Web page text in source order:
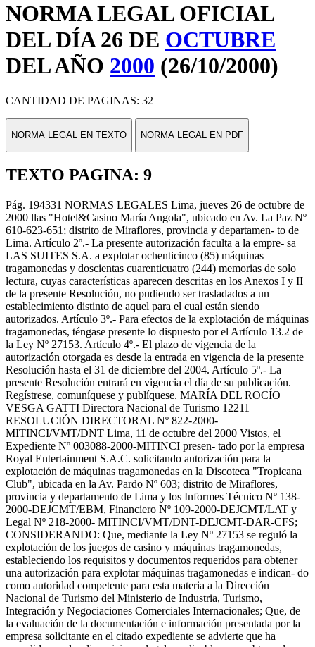
NORMA LEGAL OFICIAL
DEL DÍA 26 DE OCTUBRE
DEL AÑO 2000 (26/10/2000)
CANTIDAD DE PAGINAS: 32
NORMA LEGAL EN TEXTO NORMA LEGAL EN PDF
TEXTO PAGINA: 9
Pág. 194331 NORMAS LEGALES Lima, jueves 26 de octubre de
2000 llas "Hotel&Casino María Angola", ubicado en Av. La Paz Nº
610-623-651; distrito de Miraflores, provincia y departamen- to de
Lima. Artículo 2º.- La presente autorización faculta a la empre- sa
LAS SUITES S.A. a explotar ochenticinco (85) máquinas
tragamonedas y doscientas cuarenticuatro (244) memorias de solo
lectura, cuyas características aparecen descritas en los Anexos I y II
de la presente Resolución, no pudiendo ser trasladados a un
establecimiento distinto de aquel para el cual están siendo
autorizados. Artículo 3º.- Para efectos de la explotación de máquinas
tragamonedas, téngase presente lo dispuesto por el Artículo 13.2 de
la Ley Nº 27153. Artículo 4º.- El plazo de vigencia de la
autorización otorgada es desde la entrada en vigencia de la presente
Resolución hasta el 31 de diciembre del 2004. Artículo 5º.- La
presente Resolución entrará en vigencia el día de su publicación.
Regístrese, comuníquese y publíquese. MARÍA DEL ROCÍO
VESGA GATTI Directora Nacional de Turismo 12211
RESOLUCIÓN DIRECTORAL Nº 822-2000-
MITINCI/VMT/DNT Lima, 11 de octubre del 2000 Vistos, el
Expediente Nº 003088-2000-MITINCI presen- tado por la empresa
Royal Entertainment S.A.C. solicitando autorización para la
explotación de máquinas tragamonedas en la Discoteca "Tropicana
Club", ubicada en la Av. Pardo Nº 603; distrito de Miraflores,
provincia y departamento de Lima y los Informes Técnico Nº 138-
2000-DEJCMT/EBM, Financiero Nº 109-2000-DEJCMT/LAT y
Legal Nº 218-2000- MITINCI/VMT/DNT-DEJCMT-DAR-CFS;
CONSIDERANDO: Que, mediante la Ley Nº 27153 se reguló la
explotación de los juegos de casino y máquinas tragamonedas,
estableciendo los requisitos y documentos requeridos para obtener
una autorización para explotar máquinas tragamonedas e indican- do
como autoridad competente para esta materia a la Dirección
Nacional de Turismo del Ministerio de Industria, Turismo,
Integración y Negociaciones Comerciales Internacionales; Que, de
la evaluación de la documentación e información presentada por la
empresa solicitante en el citado expediente se advierte que ha